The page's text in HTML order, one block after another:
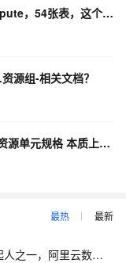
DataWorks整库离线同步mysql->maxCompute，54张表，这个资源组能支撑的住吗？
源组-相关文档？
OceanBase数据库中，不创建租户 资源池 资源单元规格 本质上跟mysql 是不是没有区别？
最热 最新
【大咖问答】对话PostgreSQL 中国社区发起人之一，阿里云数据库高级专家 德哥